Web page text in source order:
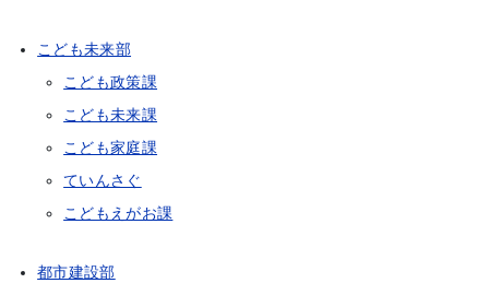
こども未来部
こども政策課
こども未来課
こども家庭課
ていんさぐ
こどもえがお課
都市建設部